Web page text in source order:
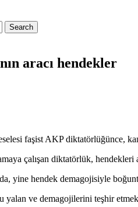
Search
aracı hendekler
faşist AKP diktatörlüğünce,
çalışan diktatörlük,
da, yine hendek demagojisiyle
yalan ve demagojilerini teşhir